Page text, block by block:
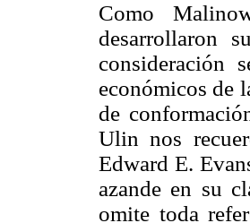
Como
desarrollaron
consideración
económicos de
de
Ulin nos
Edward E.
azande en su
omite toda